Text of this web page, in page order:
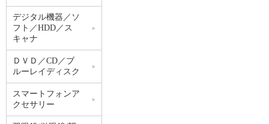
デジタル機器／ソ
フト／HDD／ス
キャナ
ＤＶＤ／CD／ブ
ルーレイディスク
スマートフォンア
クセサリー